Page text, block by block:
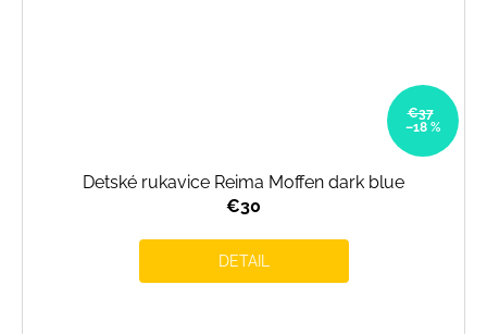
€37
–18 %
Detské rukavice Reima Moffen dark blue
€30
DETAIL